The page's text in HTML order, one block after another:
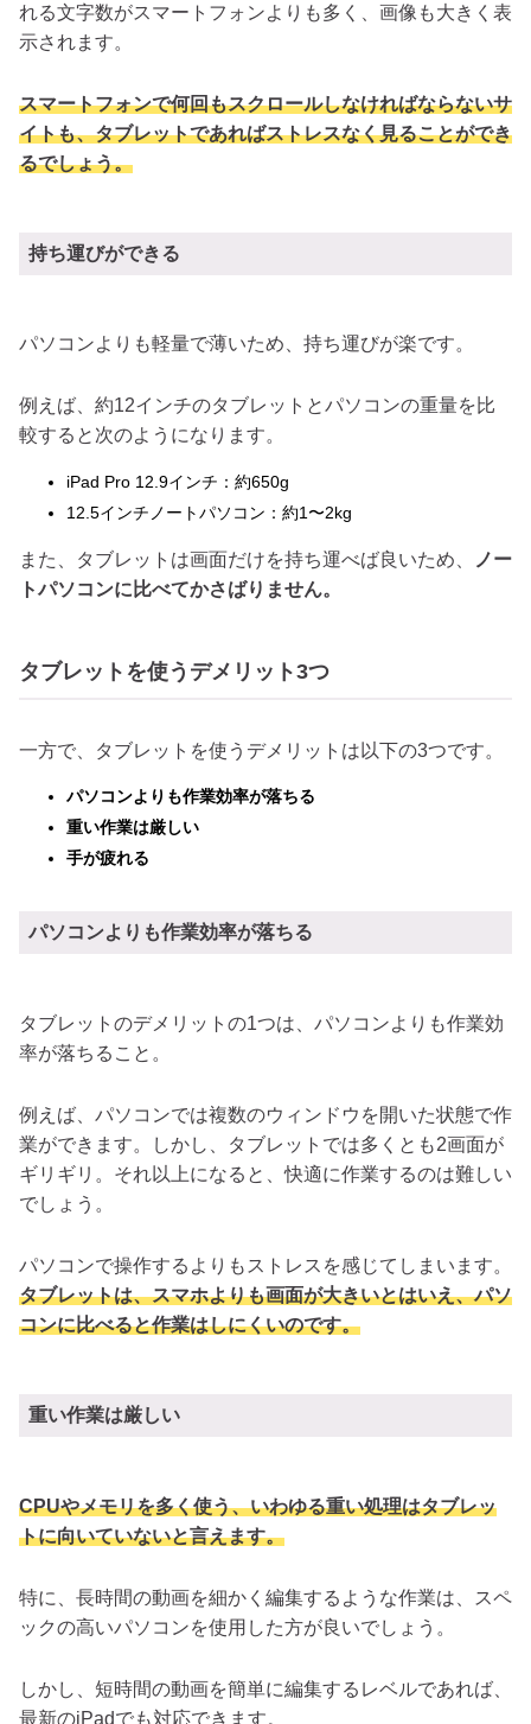
れる文字数がスマートフォンよりも多く、画像も大きく表
示されます。
スマートフォンで何回もスクロールしなければならないサ
イトも、タブレットであればストレスなく見ることができ
るでしょう。
持ち運びができる
パソコンよりも軽量で薄いため、持ち運びが楽です。
例えば、約12インチのタブレットとパソコンの重量を比
較すると次のようになります。
iPad Pro 12.9インチ：約650g
12.5インチノートパソコン：約1〜2kg
また、タブレットは画面だけを持ち運べば良いため、
ノー
トパソコンに比べてかさばりません。
タブレットを使うデメリット3つ
一方で、タブレットを使うデメリットは以下の3つです。
パソコンよりも作業効率が落ちる
重い作業は厳しい
手が疲れる
パソコンよりも作業効率が落ちる
タブレットのデメリットの1つは、パソコンよりも作業効
率が落ちること。
例えば、パソコンでは複数のウィンドウを開いた状態で作
業ができます。しかし、タブレットでは多くとも2画面が
ギリギリ。それ以上になると、快適に作業するのは難しい
でしょう。
パソコンで操作するよりもストレスを感じてしまいます。
タブレットは、スマホよりも画面が大きいとはいえ、パソ
コンに比べると作業はしにくいのです。
重い作業は厳しい
CPUやメモリを多く使う、いわゆる重い処理はタブレッ
トに向いていないと言えます。
特に、長時間の動画を細かく編集するような作業は、スペ
ックの高いパソコンを使用した方が良いでしょう。
しかし、短時間の動画を簡単に編集するレベルであれば、
最新のiPadでも対応できます。